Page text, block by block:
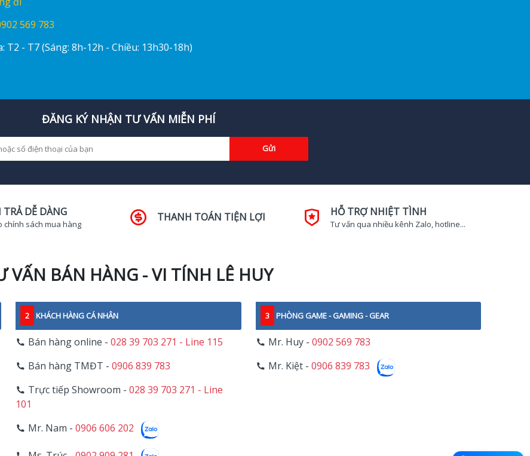
569 783
T2 - T7 (Sáng: 8h-12h - Chiều: 13h30-18h)
ĐĂNG KÝ NHẬN TƯ VẤN MIỄN PHÍ
Gửi
DỄ DÀNG
chính sách mua hàng
THANH TOÁN TIỆN LỢI HỖ TRỢ NHIỆT TÌNH
Tư vấn qua nhiều kênh Zalo, hotline...
VẤN BÁN HÀNG - VI TÍNH LÊ HUY
2 KHÁCH HÀNG CÁ NHÂN
Bán hàng online -028 39 703 271 - Line 115
Bán hàng TMĐT -0906 839 783
Trực tiếp Showroom -028 39 703 271 - Line
101
Mr. Nam -0906 606 202
3 PHÒNG GAME - GAMING - GEAR
Mr. Huy - 0902 569 783
Mr. Kiệt - 0906 839 783